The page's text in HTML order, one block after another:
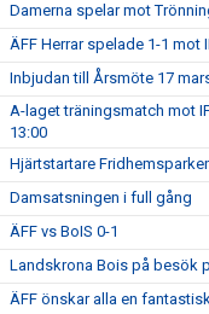
Damerna spelar mot
ÄFF Herrar spelade 1-1 mot
Inbjudan till Årsmöte 17
A-laget träningsmatch mot
13:00
Hjärtstartare
Damsatsningen i full gång
ÄFF vs BoIS 0-1
Landskrona Bois på besök
ÄFF önskar alla en